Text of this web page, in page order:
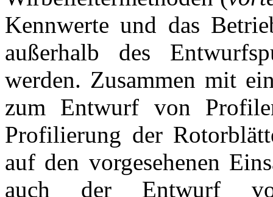
Kennwerte und das
außerhalb des
werden. Zusammen mit
zum Entwurf von
Profilierung der
auf den vorgesehenen
auch der Entwurf